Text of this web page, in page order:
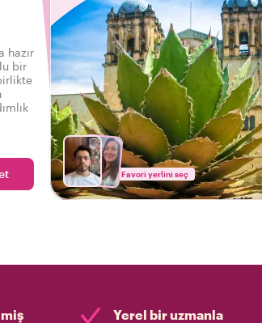
hazır
bir
Favori yerlini seç
Yerel bir uzmanla